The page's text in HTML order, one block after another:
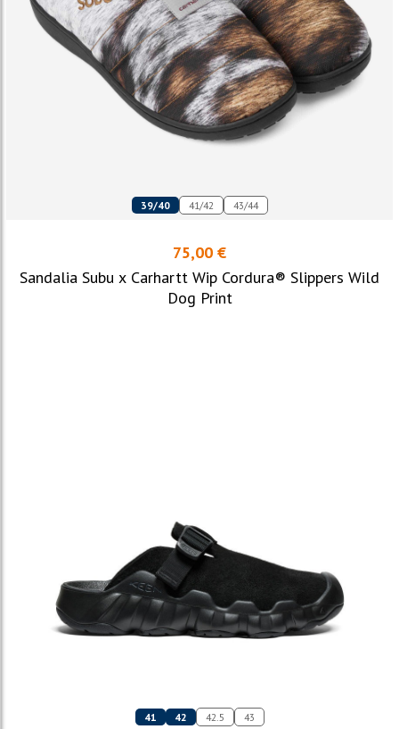
39/40 41/42 43/44
75,00 €
Sandalia Subu x Carhartt Wip Cordura® Slippers Wild
Dog Print
41 42 42.5 43